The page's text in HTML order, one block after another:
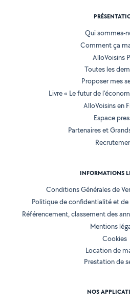
Qui sommes-
Comment ça
AlloVoisins
Toutes les
Proposer mes
Livre « Le futur de
AlloVoisins en
Espace
Partenaires et
INFORMATIONS
Conditions Générales de
Politique de confidentialité et de
Référencement, classement des
Mentions
Cookies
Location de
Prestation de
NOS